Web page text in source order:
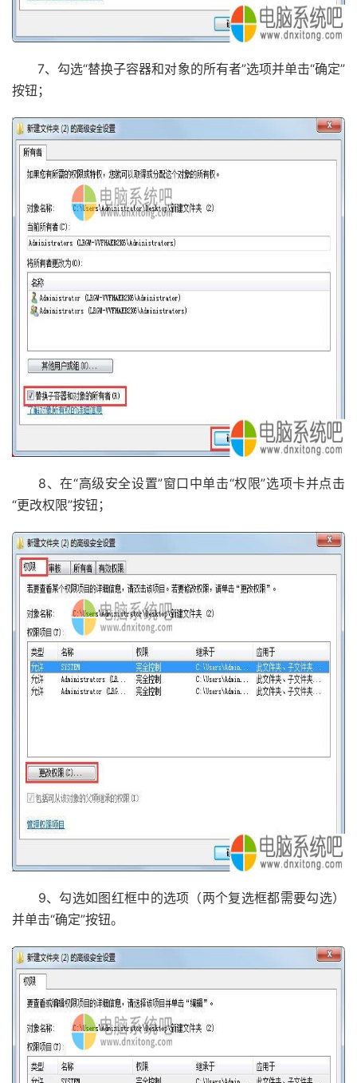
7、勾选“替换子容器和对象的所有者”选项并单击“确定”
按钮；
8、在“高级安全设置”窗口中单击“权限”选项卡并点击
“更改权限”按钮；
9、勾选如图红框中的选项（两个复选框都需要勾选）
并单击“确定”按钮。